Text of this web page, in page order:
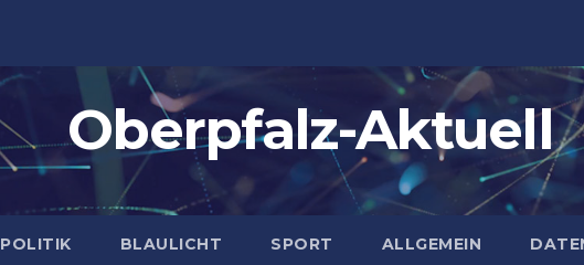
Oberpfalz-Aktuell
POLITIK BLAULICHT SPORT ALLGEMEIN